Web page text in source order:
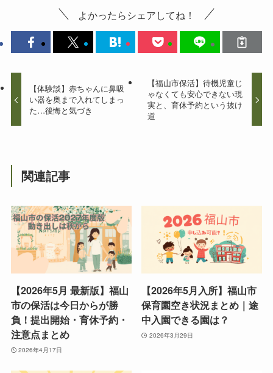
よかったらシェアしてね！
【体験談】赤ちゃんに鼻吸
い器を奥まで入れてしまっ
た…後悔と気づき
【福山市保活】待機児童じ
ゃなくても安心できない現
実と、育休予約という抜け
道
関連記事
【2026年5月 最新版】福山
市の保活は今日からが勝
負！提出開始・育休予約・
注意点まとめ
2026年4月17日
【2026年5月入所】福山市
保育園空き状況まとめ｜途
中入園できる園は？
2026年3月29日